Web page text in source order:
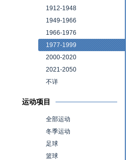
1912-1948
1949-1966
1966-1976
1977-1999
2000-2020
2021-2050
不详
运动项目
全部运动
冬季运动
足球
篮球